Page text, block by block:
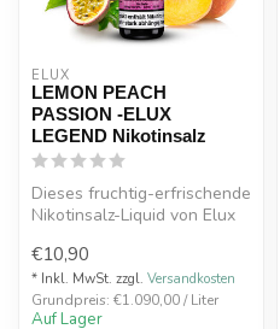
ELUX
LEMON PEACH
PASSION -ELUX
LEGEND Nikotinsalz
Dieses fruchtig-erfrischende
Nikotinsalz-Liquid von Elux
€10,90
* Inkl. MwSt. zzgl. Versandkosten
Grundpreis: €1.090,00 / Liter
Auf Lager